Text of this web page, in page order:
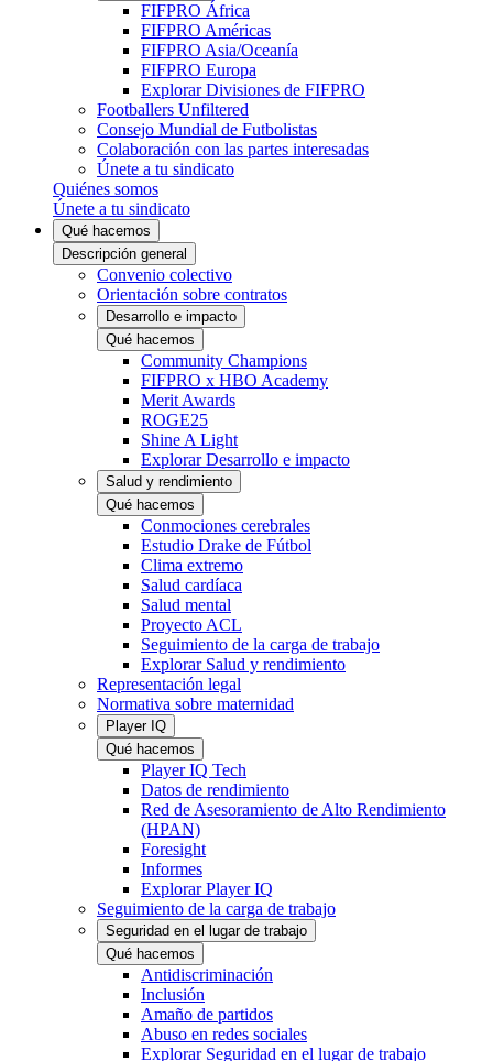
FIFPRO África
FIFPRO Américas
FIFPRO Asia/Oceanía
FIFPRO Europa
Explorar Divisiones de FIFPRO
Footballers Unfiltered
Consejo Mundial de Futbolistas
Colaboración con las partes interesadas
Únete a tu sindicato
Quiénes somos
Únete a tu sindicato
Qué hacemos
Descripción general
Convenio colectivo
Orientación sobre contratos
Desarrollo e impacto
Qué hacemos
Community Champions
FIFPRO x HBO Academy
Merit Awards
ROGE25
Shine A Light
Explorar Desarrollo e impacto
Salud y rendimiento
Qué hacemos
Conmociones cerebrales
Estudio Drake de Fútbol
Clima extremo
Salud cardíaca
Salud mental
Proyecto ACL
Seguimiento de la carga de trabajo
Explorar Salud y rendimiento
Representación legal
Normativa sobre maternidad
Player IQ
Qué hacemos
Player IQ Tech
Datos de rendimiento
Red de Asesoramiento de Alto Rendimiento
(HPAN)
Foresight
Informes
Explorar Player IQ
Seguimiento de la carga de trabajo
Seguridad en el lugar de trabajo
Qué hacemos
Antidiscriminación
Inclusión
Amaño de partidos
Abuso en redes sociales
Explorar Seguridad en el lugar de trabajo